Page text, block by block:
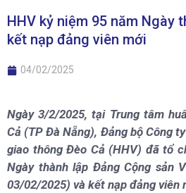
HHV kỷ niệm 95 năm Ngày
kết nạp đảng viên mới
04/02/2025
Ngày 3/2/2025, tại Trung tâm
Cả (TP Đà Nẵng), Đảng bộ Công
giao thông Đèo Cả (HHV) đã tổ
Ngày thành lập Đảng Cộng sản
03/02/2025) và kết nạp đảng viên